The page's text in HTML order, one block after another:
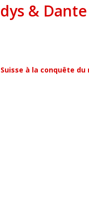
&
à la conquête du